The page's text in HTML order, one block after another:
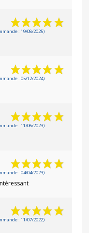
: 19/08/2025)
: 05/12/2024)
: 11/06/2023)
: 04/04/2023)
: 11/07/2022)